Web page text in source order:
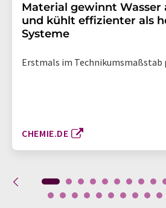
Material gewinnt Wasser
und kühlt effizienter als
Systeme
Erstmals im
CHEMIE.DE